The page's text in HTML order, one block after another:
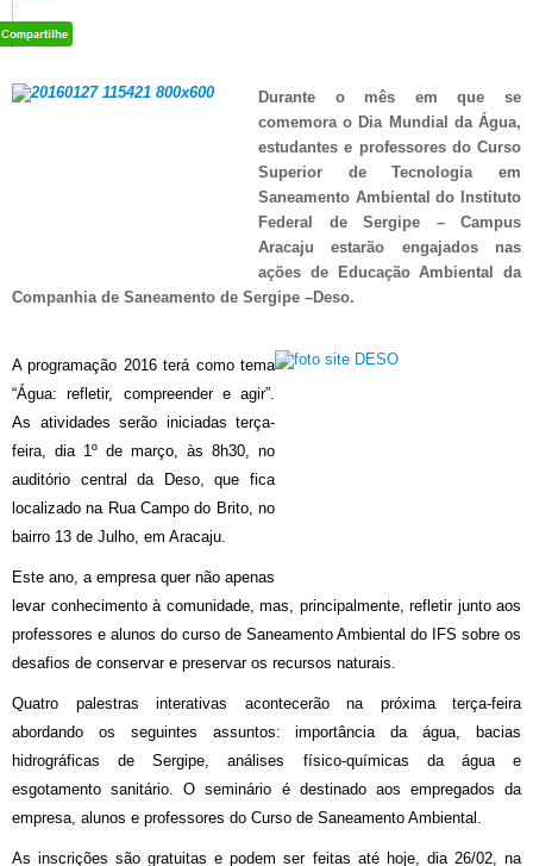
Durante o mês em que se
comemora o Dia Mundial da Água,
estudantes e professores do Curso
Superior de Tecnologia em
Saneamento Ambiental do Instituto
Federal de Sergipe – Campus
Aracaju estarão engajados nas
ações de Educação Ambiental da
Companhia de Saneamento de Sergipe –Deso.
A programação 2016 terá como tema
“Água: refletir, compreender e agir”.
As atividades serão iniciadas terça-
feira, dia 1º de março, às 8h30, no
auditório central da Deso, que fica
localizado na Rua Campo do Brito, no
bairro 13 de Julho, em Aracaju.
Este ano, a empresa quer não apenas
levar conhecimento à comunidade, mas, principalmente, refletir junto aos
professores e alunos do curso de Saneamento Ambiental do IFS sobre os
desafios de conservar e preservar os recursos naturais.
Quatro palestras interativas acontecerão na próxima terça-feira
abordando os seguintes assuntos: importância da água, bacias
hidrográficas de Sergipe, análises físico-químicas da água e
esgotamento sanitário. O seminário é destinado aos empregados da
empresa, alunos e professores do Curso de Saneamento Ambiental.
As inscrições são gratuitas e podem ser feitas até hoje, dia 26/02, na